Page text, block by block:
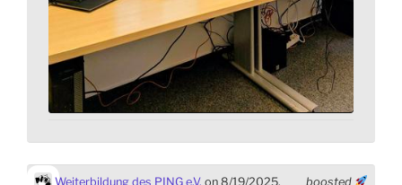
boosted
Weiterbildung des PING e.V. on 8/19/2025,